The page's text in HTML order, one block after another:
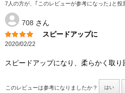
7人の方が、｢このレビューが参考になった｣と投
708 さん
スピードアップに
2020/02/22
スピードアップになり、柔らかく取り
このレビューは参考になりましたか？ はい